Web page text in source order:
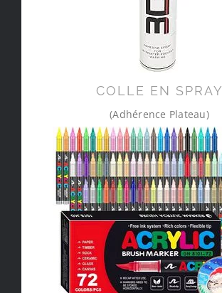
COLLE EN SPRAY
(Adhérence Plateau)